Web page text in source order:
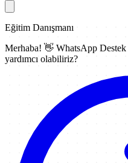
Eğitim Danışmanı
Merhaba! 👋 WhatsApp Destek
yardımcı olabiliriz?